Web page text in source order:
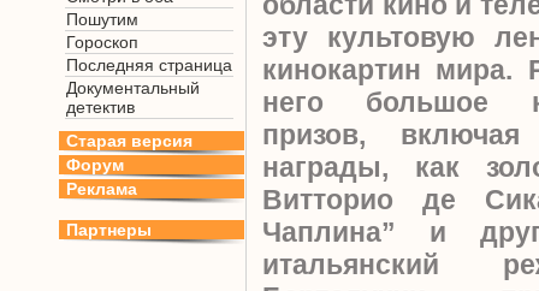
Пошутим
Гороскоп
Последняя страница
Документальный
детектив
Старая версия
Форум
Реклама
Партнеры
эту культовую
кинокартин мира.
него большое
призов,
награды, как
Витторио де
Чаплина” и
итальянский